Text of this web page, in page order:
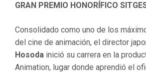
GRAN PREMIO HONORÍFICO
Consolidado como uno de los
del cine de animación, el director
Hosoda inició su carrera en la
Animation, lugar donde aprendió el